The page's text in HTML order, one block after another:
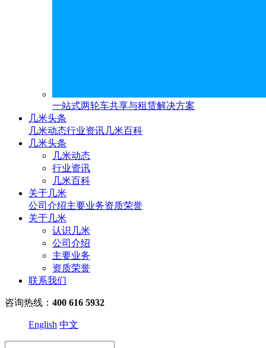
一站式两轮车共享与租赁解决方案
几米头条
几米动态行业资讯几米百科
几米头条
几米动态
行业资讯
几米百科
关于几米
公司介绍主要业务资质荣誉
关于几米
认识几米
公司介绍
主要业务
资质荣誉
联系我们
咨询热线： 400 616 5932
English 中文